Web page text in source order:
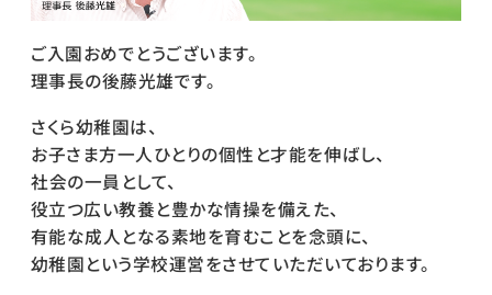
ご入園おめでとうございます。
理事長の後藤光雄です。
さくら幼稚園は、
お子さま方一人ひとりの個性と才能を伸ばし、
社会の一員として、
役立つ広い教養と豊かな情操を備えた、
有能な成人となる素地を育むことを念頭に、
幼稚園という学校運営をさせていただいております。